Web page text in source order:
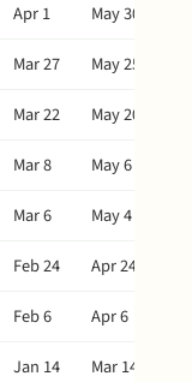
Apr 1
May 30
Mar 27
May 25
Mar 22
May 20
Mar 8
May 6
Mar 6
May 4
Feb 24
Apr 24
Feb 6
Apr 6
Jan 14 Mar 14